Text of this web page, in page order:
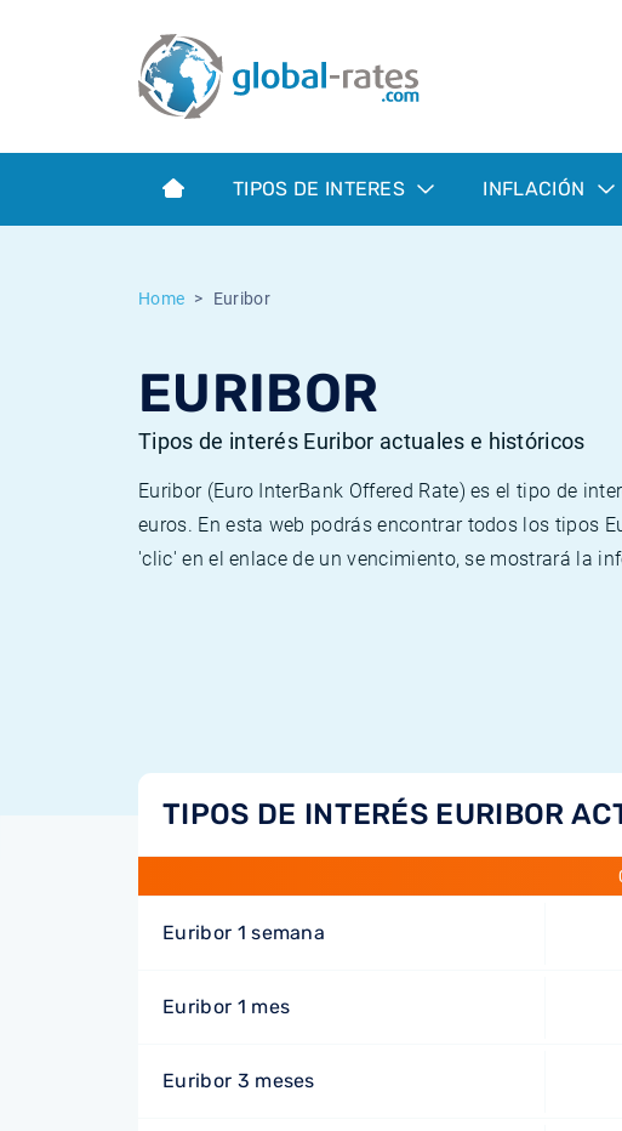
TIPOS DE INTERES INFLACIÓN
Home Euribor
EURIBOR
Tipos de interés Euribor actuales e históricos
Euribor (Euro InterBank Offered Rate) es el tipo de
euros. En esta web podrás encontrar todos los tipos
'clic' en el enlace de un vencimiento, se mostrará la
TIPOS DE INTERÉS EURIBOR
Euribor 1 semana
Euribor 1 mes
Euribor 3 meses
Term SOFR
¿Qué es la inflación IPC?
¿Qué es la inflación IPCA?
Inflación Mexicano - IPC
Euribor - histórico
ESTER - histórico
Inflación histórica
Calculadora de inflación